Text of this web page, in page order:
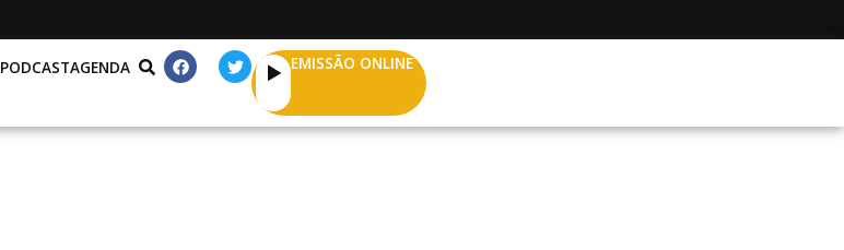
PODCASTAGENDA EMISSÃO ONLINE